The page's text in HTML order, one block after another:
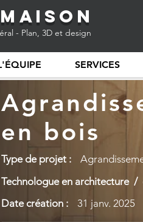
- Plan, 3D et design
SERVICES
en bois
Type de projet :
Technologue en architecture /
Date création :
31 janv. 2025